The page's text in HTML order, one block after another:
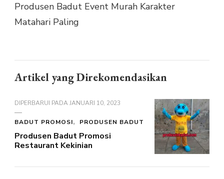
Produsen Badut Event Murah Karakter
Matahari Paling
Artikel yang Direkomendasikan
DIPERBARUI PADAJANUARI 10, 2023
BADUT PROMOSI PRODUSEN BADUT
Produsen Badut Promosi
Restaurant Kekinian